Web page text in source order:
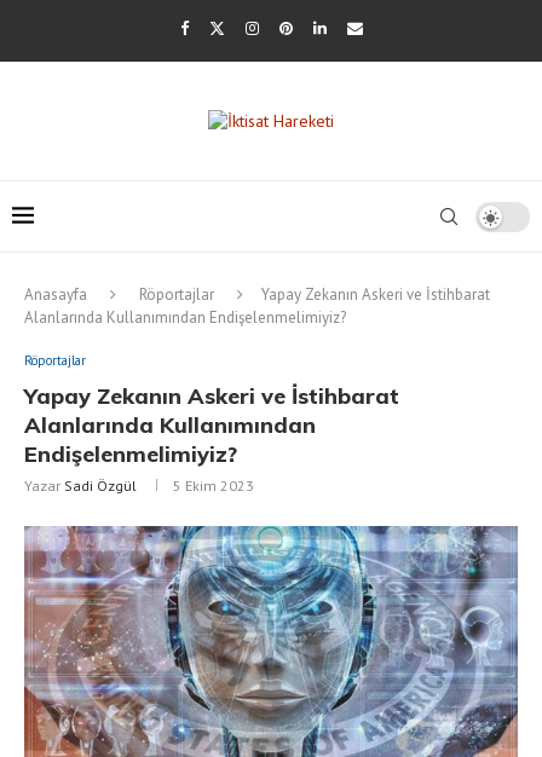
Anasayfa Röportajlar
Yapay Zekanın Askeri ve İstihbarat
Alanlarında Kullanımından Endişelenmelimiyiz?
Röportajlar
Yapay Zekanın Askeri ve İstihbarat
Alanlarında Kullanımından
Endişelenmelimiyiz?
Yazar Sadi Özgül 5 Ekim 2023